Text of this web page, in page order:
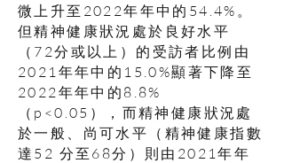
微上升至2022年年中的54.4%。
但精神健康狀況處於良好水平
（72分或以上）的受訪者比例由
2021年年中的15.0%顯著下降至
2022年年中的8.8%
（p<0.05），而精神健康狀況處
於一般、尚可水平（精神健康指數
達52 分至68分）則由2021年年